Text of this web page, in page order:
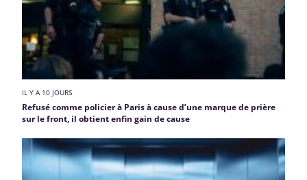
IL Y A 10 JOURS
Refusé comme policier à Paris à cause d’une marque de prière
sur le front, il obtient enfin gain de cause